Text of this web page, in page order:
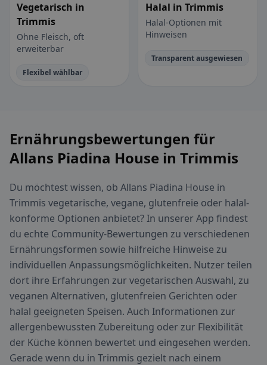
Vegetarisch in
Trimmis
Ohne Fleisch, oft
erweiterbar
Flexibel wählbar
Halal in Trimmis
Halal-Optionen mit
Hinweisen
Transparent ausgewiesen
Ernährungsbewertungen für
Allans Piadina House in Trimmis
Du möchtest wissen, ob Allans Piadina House in
Trimmis vegetarische, vegane, glutenfreie oder halal-
konforme Optionen anbietet? In unserer App findest
du echte Community-Bewertungen zu verschiedenen
Ernährungsformen sowie hilfreiche Hinweise zu
individuellen Anpassungsmöglichkeiten. Nutzer teilen
dort ihre Erfahrungen zur vegetarischen Auswahl, zu
veganen Alternativen, glutenfreien Gerichten oder
halal geeigneten Speisen. Auch Informationen zur
allergenbewussten Zubereitung oder zur Flexibilität
der Küche können bewertet und eingesehen werden.
Gerade wenn du in Trimmis gezielt nach einem